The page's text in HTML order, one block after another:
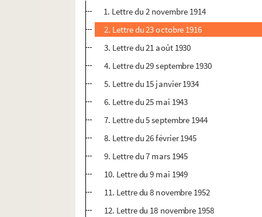
1. Lettre du 2 novembre 1914
2. Lettre du 23 octobre 1916
3. Lettre du 21 août 1930
4. Lettre du 29 septembre 1930
5. Lettre du 15 janvier 1934
6. Lettre du 25 mai 1943
7. Lettre du 5 septembre 1944
8. Lettre du 26 février 1945
9. Lettre du 7 mars 1945
10. Lettre du 9 mai 1949
11. Lettre du 8 novembre 1952
12. Lettre du 18 novembre 1958